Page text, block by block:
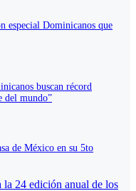
especial Dominicanos que
buscan récord
del mundo”
de México en su 5to